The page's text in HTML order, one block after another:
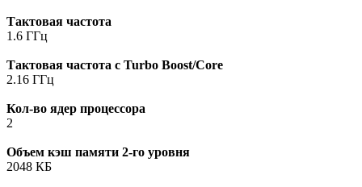
Тактовая частота
1.6 ГГц
Тактовая частота с Turbo Boost/Core
2.16 ГГц
Кол-во ядер процессора
2
Объем кэш памяти 2-го уровня
2048 КБ